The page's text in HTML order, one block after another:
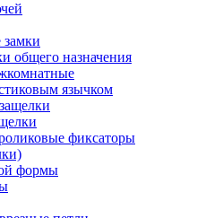
общего назначения
язычком
фиксаторы
формы